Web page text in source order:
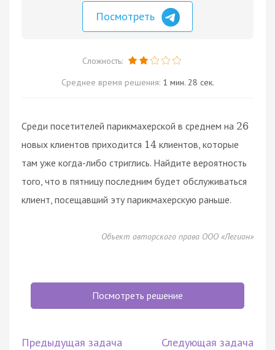
Посмотреть
Сложность:
Среднее время решения: 1 мин. 28 сек.
Среди посетителей парикмахерской в среднем на 26
новых клиентов приходится 14 клиентов, которые
там уже когда-либо стриглись. Найдите вероятность
того, что в пятницу последним будет обслуживаться
клиент, посещавший эту парикмахерскую раньше.
Объект авторского права ООО «Легион»
Посмотреть решение
Предыдущая задача Следующая задача